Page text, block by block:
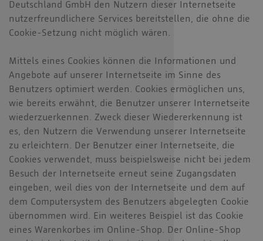
Deutschland GmbH den Nutzern dieser Internetseite
nutzerfreundlichere Services bereitstellen, die ohne die
Cookie-Setzung nicht möglich wären.
Mittels eines Cookies können die Informationen und
Angebote auf unserer Internetseite im Sinne des
Benutzers optimiert werden. Cookies ermöglichen uns,
wie bereits erwähnt, die Benutzer unserer Internetseite
wiederzuerkennen. Zweck dieser Wiedererkennung ist
es, den Nutzern die Verwendung unserer Internetseite
zu erleichtern. Der Benutzer einer Internetseite, die
Cookies verwendet, muss beispielsweise nicht bei jedem
Besuch der Internetseite erneut seine Zugangsdaten
eingeben, weil dies von der Internetseite und dem auf
dem Computersystem des Benutzers abgelegten Cookie
übernommen wird. Ein weiteres Beispiel ist das Cookie
eines Warenkorbes im Online-Shop. Der Online-Shop